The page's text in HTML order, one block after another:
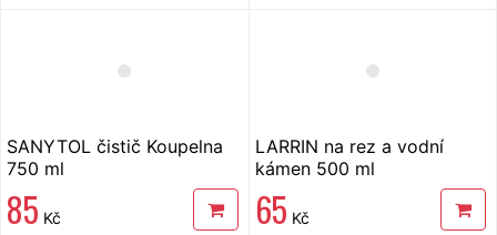
SANYTOL čistič Koupelna
750 ml
85 Kč
LARRIN na rez a vodní
kámen 500 ml
65 Kč